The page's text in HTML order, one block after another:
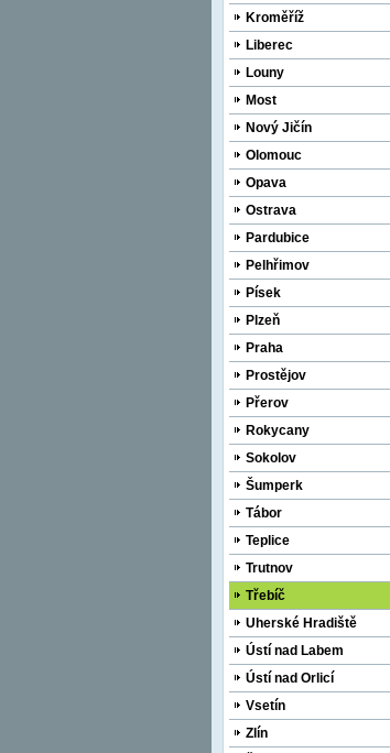
Kroměříž
Liberec
Louny
Most
Nový Jičín
Olomouc
Opava
Ostrava
Pardubice
Pelhřimov
Písek
Plzeň
Praha
Prostějov
Přerov
Rokycany
Sokolov
Šumperk
Tábor
Teplice
Trutnov
Třebíč
Uherské Hradiště
Ústí nad Labem
Ústí nad Orlicí
Vsetín
Zlín